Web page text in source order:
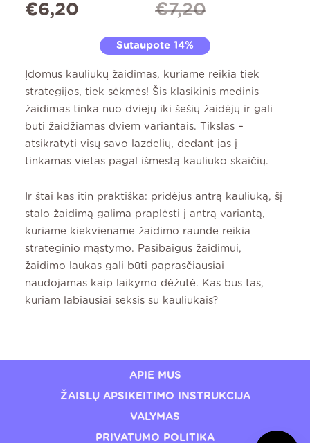
€6,20 €7,20
Sutaupote 14%
Įdomus kauliukų žaidimas, kuriame reikia tiek
strategijos, tiek sėkmės! Šis klasikinis medinis
žaidimas tinka nuo dviejų iki šešių žaidėjų ir gali
būti žaidžiamas dviem variantais. Tikslas –
atsikratyti visų savo lazdelių, dedant jas į
tinkamas vietas pagal išmestą kauliuko skaičių.
Ir štai kas itin praktiška: pridėjus antrą kauliuką, šį
stalo žaidimą galima praplėsti į antrą variantą,
kuriame kiekviename žaidimo raunde reikia
strateginio mąstymo. Pasibaigus žaidimui,
žaidimo laukas gali būti paprasčiausiai
naudojamas kaip laikymo dėžutė. Kas bus tas,
kuriam labiausiai seksis su kauliukais?
APIE MUS
ŽAISLŲ APSIKEITIMO INSTRUKCIJA
VALYMAS
PRIVATUMO POLITIKA